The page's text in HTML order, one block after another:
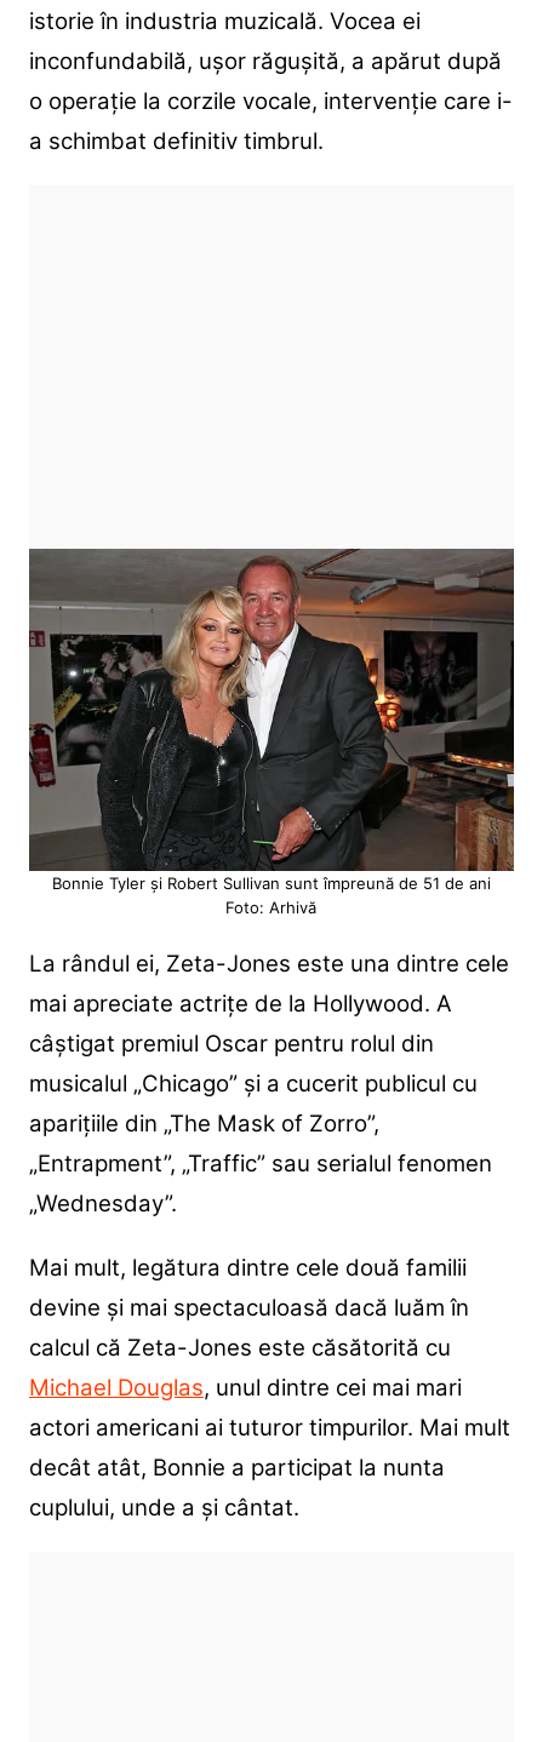
istorie în industria muzicală. Vocea ei
inconfundabilă, ușor răgușită, a apărut după
o operație la corzile vocale, intervenție care i-
a schimbat definitiv timbrul.
Bonnie Tyler și Robert Sullivan sunt împreună de 51 de ani
Foto: Arhivă
La rândul ei, Zeta-Jones este una dintre cele
mai apreciate actrițe de la Hollywood. A
câștigat premiul Oscar pentru rolul din
musicalul „Chicago” și a cucerit publicul cu
aparițiile din „The Mask of Zorro”,
„Entrapment”, „Traffic” sau serialul fenomen
„Wednesday”.
Mai mult, legătura dintre cele două familii
devine și mai spectaculoasă dacă luăm în
calcul că Zeta-Jones este căsătorită cu
Michael Douglas, unul dintre cei mai mari
actori americani ai tuturor timpurilor. Mai mult
decât atât, Bonnie a participat la nunta
cuplului, unde a și cântat.